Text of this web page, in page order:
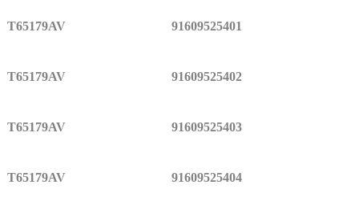
T65179AV 91609525401
T65179AV 91609525402
T65179AV 91609525403
T65179AV 91609525404